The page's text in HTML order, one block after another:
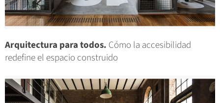
Arquitectura para todos. Cómo la accesibilidad
redefine el espacio construido